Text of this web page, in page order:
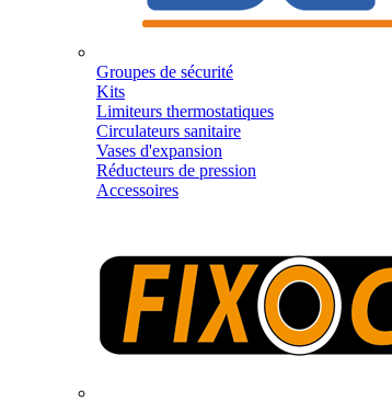
Groupes de sécurité
Kits
Limiteurs thermostatiques
Circulateurs sanitaire
Vases d'expansion
Réducteurs de pression
Accessoires